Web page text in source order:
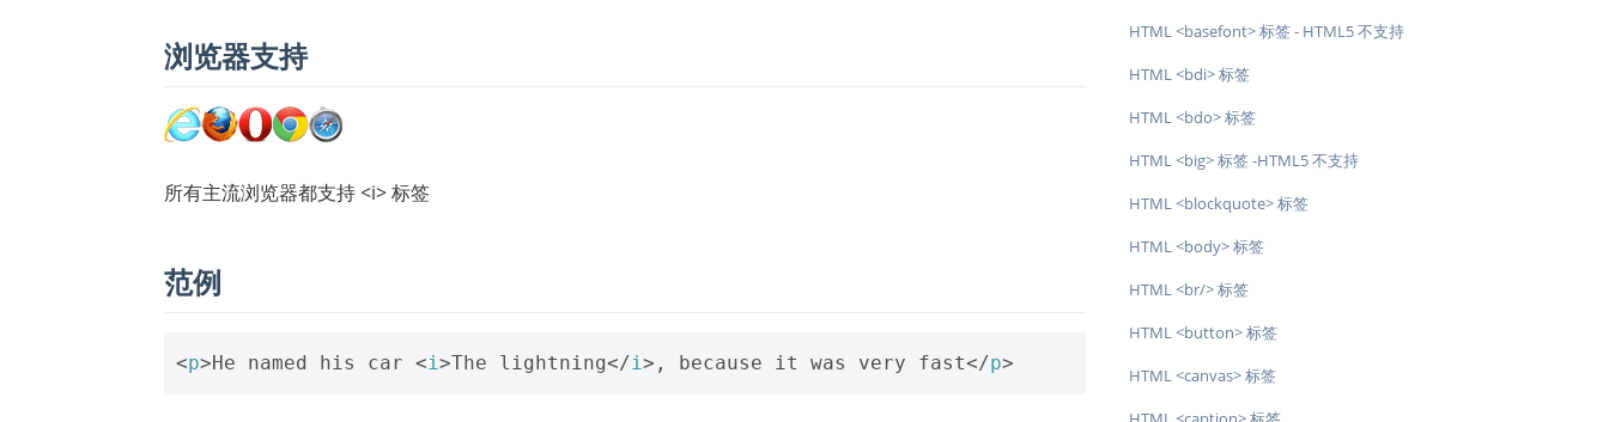
浏览器支持
所有主流浏览器都支持 <i> 标签
范例
<p>He named his car <i >The lightning</i > , because it was very fast</p>
HTML <basefont> 标签 - HTML5 不支持
HTML <bdi> 标签
HTML <bdo> 标签
HTML <big> 标签 -HTML5 不支持
HTML <blockquote> 标签
HTML <body> 标签
HTML <br/> 标签
HTML <button> 标签
HTML <canvas> 标签